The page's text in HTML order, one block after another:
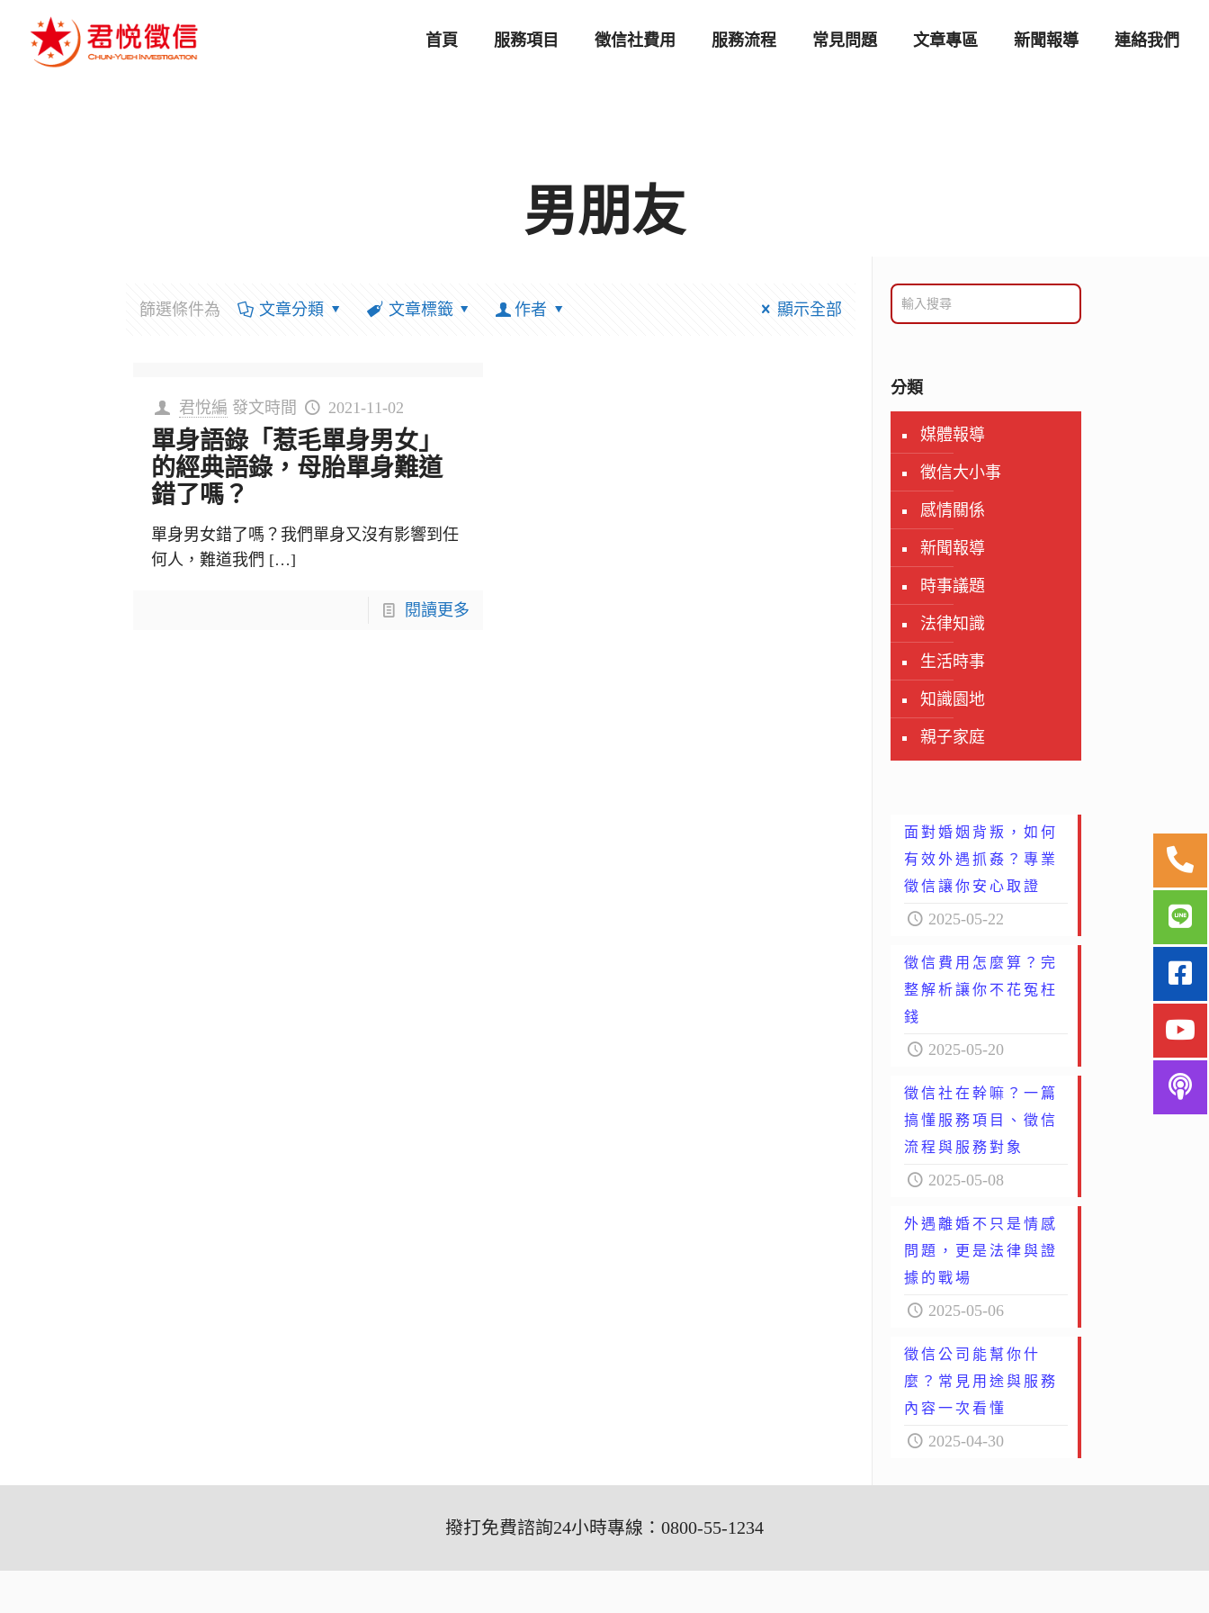
首頁 服務項目 徵信社費用 服務流程 常見問題 文章專區 新聞報導 連絡我們
男朋友
篩選條件為 文章分類 文章標籤 作者 顯示全部
君悅編 發文時間 2021-11-02
單身語錄「惹毛單身男女」
的經典語錄，母胎單身難道
錯了嗎？
單身男女錯了嗎？我們單身又沒有影響到任
何人，難道我們 […]
閱讀更多
分類
媒體報導
徵信大小事
感情關係
新聞報導
時事議題
法律知識
生活時事
知識園地
親子家庭
面對婚姻背叛，如何
有效外遇抓姦？專業
徵信讓你安心取證
2025-05-22
徵信費用怎麼算？完
整解析讓你不花冤枉
錢
2025-05-20
徵信社在幹嘛？一篇
搞懂服務項目、徵信
流程與服務對象
2025-05-08
外遇離婚不只是情感
問題，更是法律與證
據的戰場
2025-05-06
徵信公司能幫你什
麼？常見用途與服務
內容一次看懂
2025-04-30
撥打免費諮詢24小時專線：0800-55-1234